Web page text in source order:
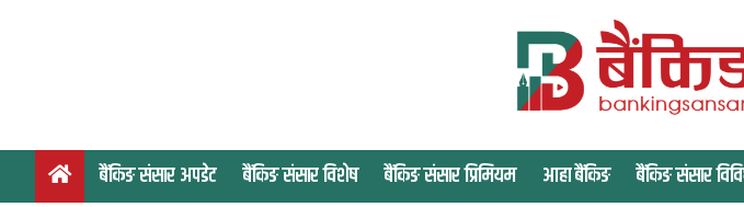
o
बैंकिङ संसार अपडेट बैंकिङ संसार विशेष बैंकिङ संसार प्रिमियम आहा बैंकिङ बैंकिङ संसार